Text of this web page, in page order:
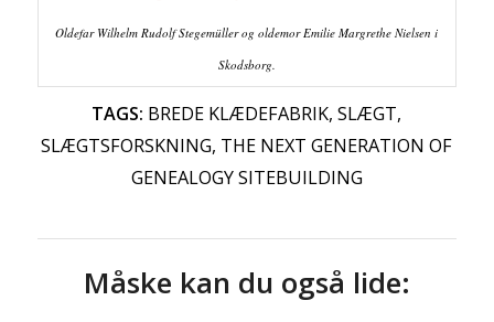
Oldefar Wilhelm Rudolf Stegemüller og oldemor Emilie Margrethe Nielsen i
Skodsborg.
TAGS: BREDE KLÆDEFABRIK,SLÆGT,
SLÆGTSFORSKNING, THE NEXT GENERATION OF
GENEALOGY SITEBUILDING
Måske kan du også lide: